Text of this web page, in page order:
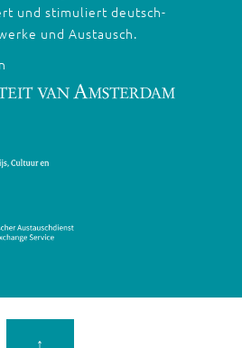
und stimuliert deutsch-
und Austausch.
↑